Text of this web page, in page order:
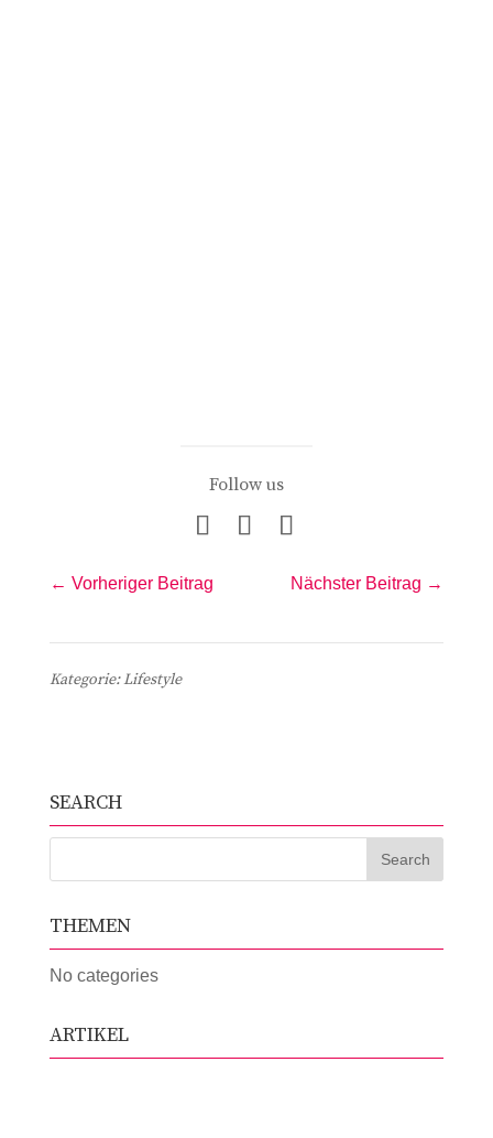
Follow us
Vorheriger Beitrag Nächster Beitrag
Lifestyle
SEARCH
THEMEN
No categories
ARTIKEL